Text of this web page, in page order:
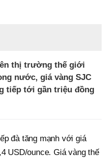
thị trường thế giới
nước, giá vàng SJC
tiếp tới gần triệu đồng
đà tăng mạnh với giá
USD/ounce. Giá vàng thế